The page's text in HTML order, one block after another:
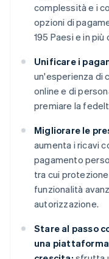
complessità e i
opzioni di
195 Paesi e in più
Unificare i
un'esperienza di
online e di
premiare la
Migliorare le
aumenta i ricavi
pagamento
tra cui
funzionalità
autorizzazione.
Stare al passo
una